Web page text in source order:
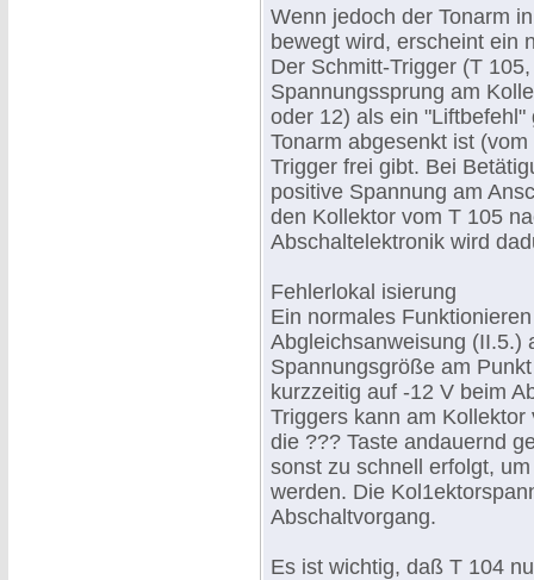
Wenn jedoch der Tonarm
bewegt wird, erscheint ein
Der Schmitt-Trigger (T
Spannungssprung am
oder 12) als ein
Tonarm abgesenkt ist
Trigger frei gibt. Bei
positive Spannung am
den Kollektor vom T 105
Abschaltelektronik wird
Fehlerlokal isierung
Ein normales
Abgleichsanweisung (II.5.)
Spannungsgröße am
kurzzeitig auf -12 V beim
Triggers kann am
die ??? Taste andauernd
sonst zu schnell erfolgt,
werden. Die
Abschaltvorgang.
Es ist wichtig, daß T 104